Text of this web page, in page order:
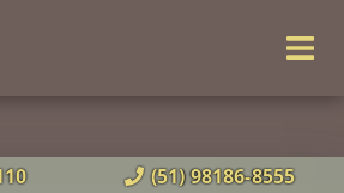
(51) 98186-8555